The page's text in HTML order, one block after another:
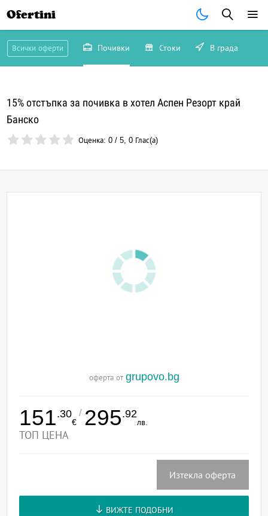
Ofertini
Всички оферти Почивки Стоки В града
15% отстъпка за почивка в хотел Аспен Резорт край
Банско
Оценка:0 /5,0 Глас(а)
оферта от grupovo.bg
151.30
€
/ 295.92
лв.
ТОП ЦЕНА
Изтекла оферта
ВИЖТЕ ПОДОБНИ